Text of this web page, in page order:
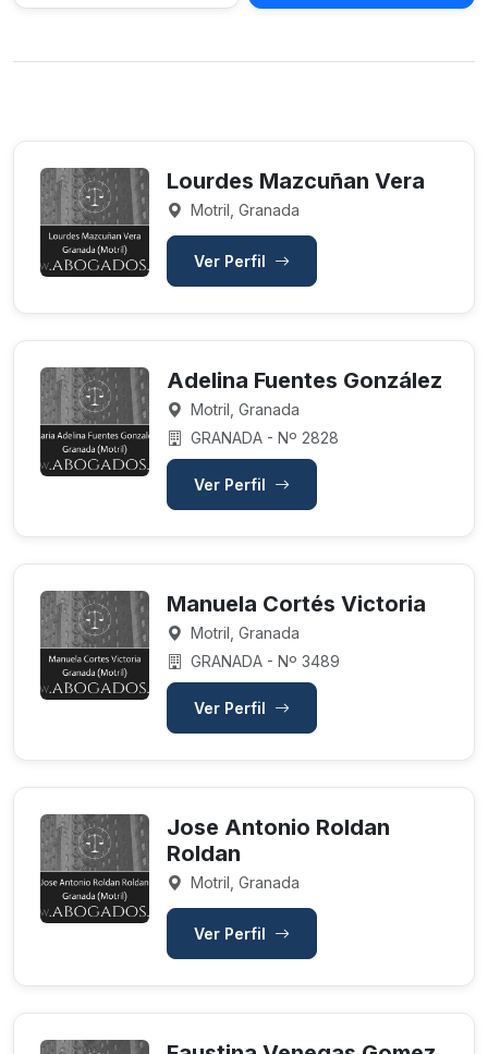
Lourdes Mazcuñan Vera
Motril, Granada
Ver Perfil
Adelina Fuentes González
Motril, Granada
GRANADA - Nº 2828
Ver Perfil
Manuela Cortés Victoria
Motril, Granada
GRANADA - Nº 3489
Ver Perfil
Jose Antonio Roldan
Roldan
Motril, Granada
Ver Perfil